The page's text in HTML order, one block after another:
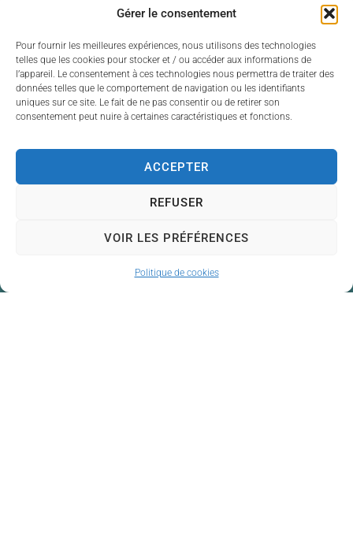
Gérer le consentement
Pour fournir les meilleures expériences, nous utilisons des technologies
telles que les cookies pour stocker et / ou accéder aux informations de
l’appareil. Le consentement à ces technologies nous permettra de traiter des
données telles que le comportement de navigation ou les identifiants
uniques sur ce site. Le fait de ne pas consentir ou de retirer son
consentement peut nuire à certaines caractéristiques et fonctions.
ACCEPTER
REFUSER
VOIR LES PRÉFÉRENCES
Politique de cookies
Un événement associatif
relayé par la ville.